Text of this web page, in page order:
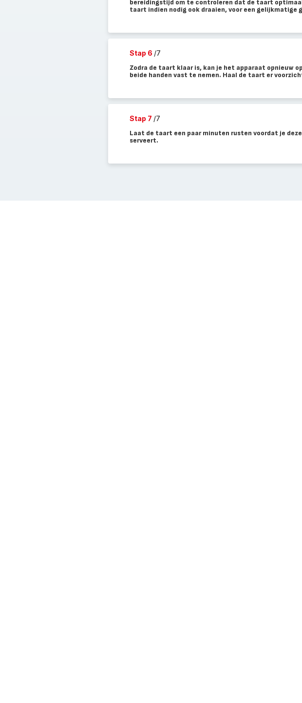
bereidingstijd om te controleren dat de taart
taart indien nodig ook draaien, voor een gelijkmatige
Stap 6 /7
Zodra de taart klaar is, kan je het apparaat opnieuw
beide handen vast te nemen. Haal de taart er
Stap 7 /7
Laat de taart een paar minuten rusten voordat je
serveert.